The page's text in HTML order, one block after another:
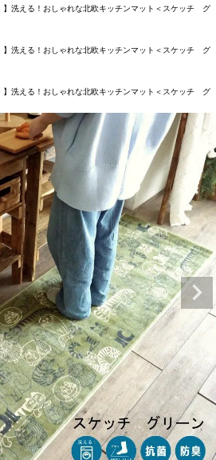
】洗える！おしゃれな北欧キッチンマット＜スケッチ グ
】洗える！おしゃれな北欧キッチンマット＜スケッチ グ
】洗える！おしゃれな北欧キッチンマット＜スケッチ グ